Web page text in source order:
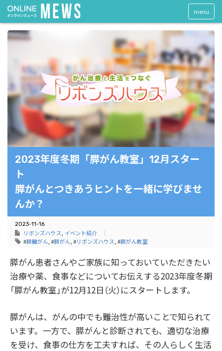
menu
2023年度冬期「膵がん教室」12月スター
ト
膵がんとつきあうヒントを一緒に学びませ
んか？
2023-11-16
リボンズハウス イベント紹介
#膵臓がん , #膵がん , #リボンズハウス , #膵がん教室
膵がん患者さんやご家族に知っておいていただきたい
治療や薬、食事などについてお伝えする2023年度冬期
「膵がん教室」が12月12日（火）にスタートします。
膵がんは、がんの中でも難治性が高いことで知られて
います。一方で、膵がんと診断されても、適切な治療
を受け、食事の仕方を工夫すれば、その人らしく生活